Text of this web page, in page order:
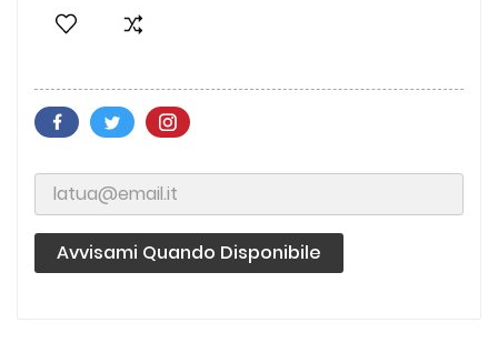
Avvisami Quando Disponibile